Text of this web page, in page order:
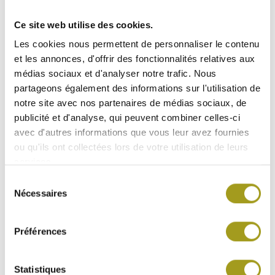
Ce site web utilise des cookies.
Les cookies nous permettent de personnaliser le contenu
et les annonces, d'offrir des fonctionnalités relatives aux
médias sociaux et d'analyser notre trafic. Nous
partageons également des informations sur l'utilisation de
notre site avec nos partenaires de médias sociaux, de
publicité et d'analyse, qui peuvent combiner celles-ci
avec d'autres informations que vous leur avez fournies
ou qu'ils ont collectées lors de votre utilisation de leurs
Nécessaires
Préférences
Statistiques
m²), alors que très peu de départs étaient constatés
(8.000 m²) dans le même temps.
Le taux d’occupation s’est ainsi amélioré de 2% pour
atteindre 90,4% à fin 2017 (contre 88,4% douze mois
plus tôt).
L’amélioration de la situation locative du portefeuille
et l’attractivité des marchés régionaux sont les deux
facteurs qui expliquent la forte revalorisation du
patrimoine en 2017 (+11,3 M€ de variation de juste
valeur).
cette année dans les principales métropoles
régionales valide la stratégie d’investissement de
(résultat net récurrent en hausse de 14% et cash-
flow courant de 28%) atteste que la poursuite du